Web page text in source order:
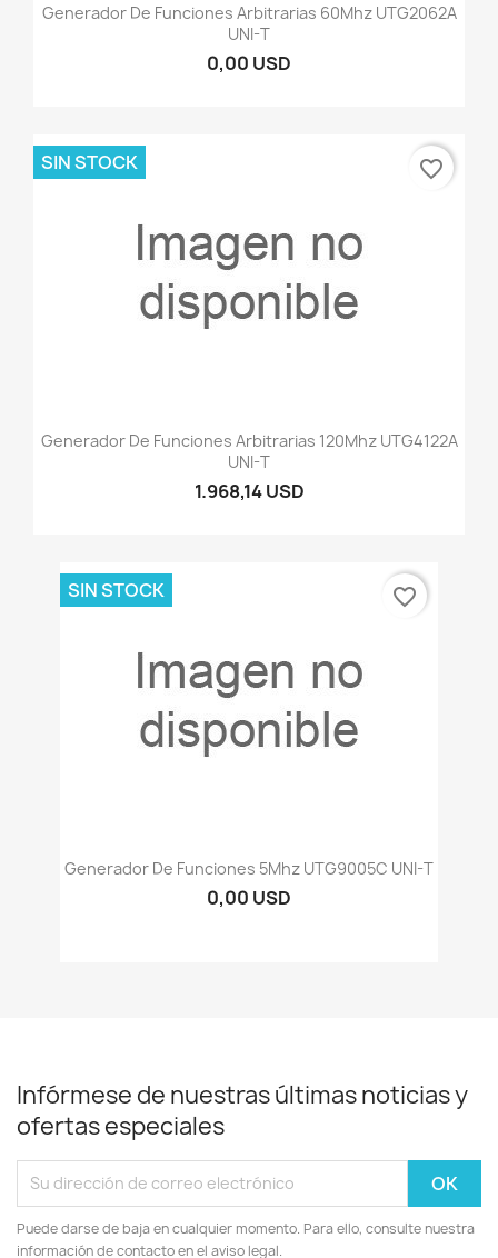
Generador De Funciones Arbitrarias 60Mhz UTG2062A
UNI-T
0,00 USD
Generador De Funciones Arbitrarias 120Mhz UTG4122A
UNI-T
1.968,14 USD
SIN STOCK favorite_border
Generador De Funciones 5Mhz UTG9005C UNI-T
0,00 USD
SIN STOCK favorite_border
Infórmese de nuestras últimas noticias y
ofertas especiales
Puede darse de baja en cualquier momento. Para ello, consulte nuestra
información de contacto en el aviso legal.